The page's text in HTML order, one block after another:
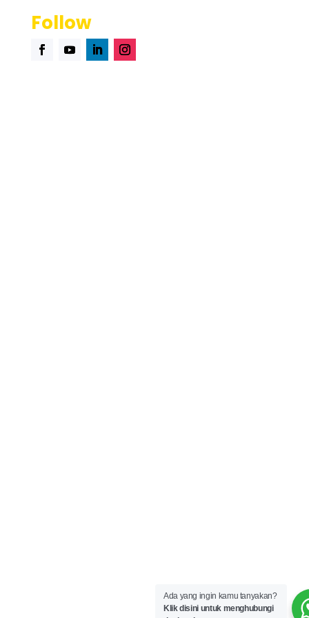
Follow
find-becoming-aggravated-choosingunsafe-aggressive
Ada yang ingin kamu tanyakan?
Klik disini untuk menghubungi